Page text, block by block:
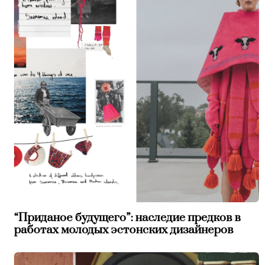
“Приданое будущего”: наследие предков в
работах молодых эстонских дизайнеров